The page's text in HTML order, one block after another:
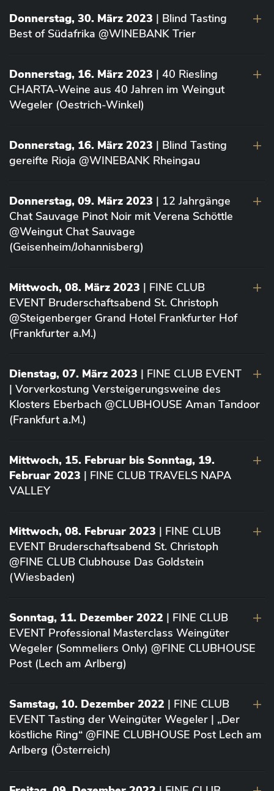
Donnerstag, 30. März 2023 | Blind Tasting
Best of Südafrika @WINEBANK Trier
Donnerstag, 16. März 2023 | 40 Riesling
CHARTA-Weine aus 40 Jahren im Weingut
Wegeler (Oestrich-Winkel)
Donnerstag, 16. März 2023 | Blind Tasting
gereifte Rioja @WINEBANK Rheingau
Donnerstag, 09. März 2023 | 12 Jahrgänge
Chat Sauvage Pinot Noir mit Verena Schöttle
@Weingut Chat Sauvage
(Geisenheim/Johannisberg)
Mittwoch, 08. März 2023 | FINE CLUB
EVENT Bruderschaftsabend St. Christoph
@Steigenberger Grand Hotel Frankfurter Hof
(Frankfurter a.M.)
Dienstag, 07. März 2023 | FINE CLUB EVENT
| Vorverkostung Versteigerungsweine des
Klosters Eberbach @CLUBHOUSE Aman Tandoor
(Frankfurt a.M.)
Mittwoch, 15. Februar bis Sonntag, 19.
Februar 2023 | FINE CLUB TRAVELS NAPA
VALLEY
Mittwoch, 08. Februar 2023 | FINE CLUB
EVENT Bruderschaftsabend St. Christoph
@FINE CLUB Clubhouse Das Goldstein
(Wiesbaden)
Sonntag, 11. Dezember 2022 | FINE CLUB
EVENT Professional Masterclass Weingüter
Wegeler (Sommeliers Only) @FINE CLUBHOUSE
Post (Lech am Arlberg)
Samstag, 10. Dezember 2022 | FINE CLUB
EVENT Tasting der Weingüter Wegeler | „Der
köstliche Ring“ @FINE CLUBHOUSE Post Lech am
Arlberg (Österreich)